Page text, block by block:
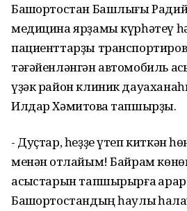
Башҡортостан Башлығы
медицина ярҙамы күрһәтеү
пациенттарҙы
тәғәйенләнгән автомобиль
үҙәк район клиник
Илдар Хәмитовҡа тапшырҙы.
- Дуҫтар, һеҙҙе үтеп киткән
менән ҡотлайым! Байрам
асҡыстарын тапшырырға
Башҡортостандың һаулыҡ